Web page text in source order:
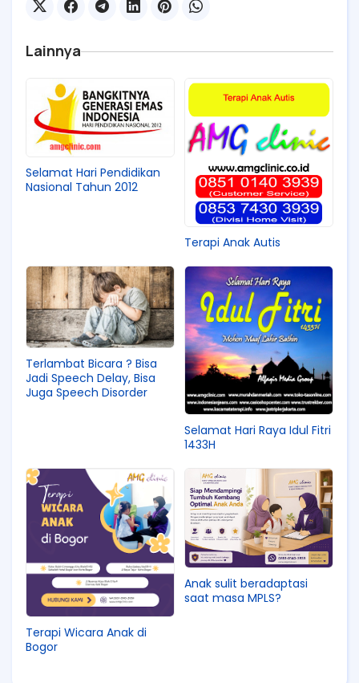
Lainnya
Selamat Hari Pendidikan
Nasional Tahun 2012
Terapi Anak Autis
Terlambat Bicara ? Bisa
Jadi Speech Delay, Bisa
Juga Speech Disorder
Selamat Hari Raya Idul Fitri
1433H
Terapi Wicara Anak di
Bogor
Anak sulit beradaptasi
saat masa MPLS?